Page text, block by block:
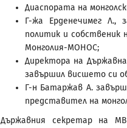
Диаспората на
Г-жа Ерденечимег Л.,
политик и собственик
Монголия-МОНОС;
Директора на
завършил висшето си
Г-н Батаржав А.
представител на
Държавния секретар на